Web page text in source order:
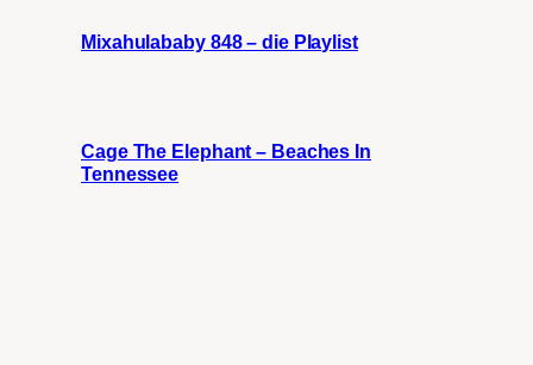
Mixahulababy 848 – die Playlist
Cage The Elephant – Beaches In
Tennessee